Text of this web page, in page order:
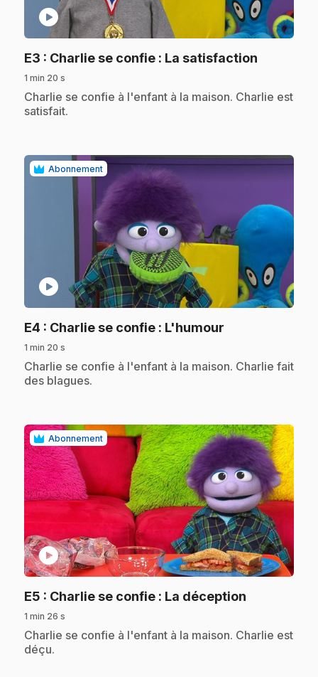
play_circle
E3 : Charlie se confie : La satisfaction
1 min 20 s
.Charlie se confie à l'enfant à la maison. Charlie est
satisfait.
Abonnement
play_circle
E4 : Charlie se confie : L'humour
1 min 20 s
.Charlie se confie à l'enfant à la maison. Charlie fait
des blagues.
Abonnement
play_circle
E5 : Charlie se confie : La déception
1 min 26 s
.Charlie se confie à l'enfant à la maison. Charlie est
déçu.